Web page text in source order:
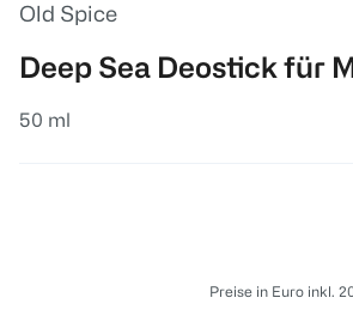
Old Spice
Deep Sea Deostick für
50 ml
Preise in Euro inkl.